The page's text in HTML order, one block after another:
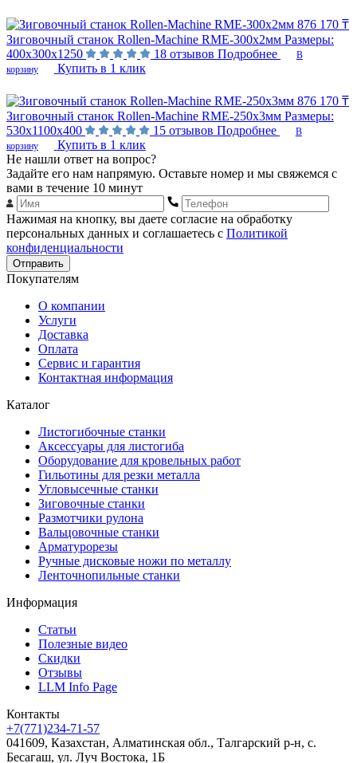
876 170 ₸
Зиговочный станок Rollen-Machine RME-300x2мм Размеры:
400х300х1250
18 отзывов Подробнее
В
корзину
Купить в 1 клик
876 170 ₸
Зиговочный станок Rollen-Machine RME-250х3мм Размеры:
530х1100х400
15 отзывов Подробнее
В
корзину
Купить в 1 клик
Не нашли ответ на вопрос?
Задайте его нам напрямую. Оставьте номер и мы свяжемся с
вами в течение 10 минут
Нажимая на кнопку, вы даете согласие на обработку
персональных данных и соглашаетесь с Политикой
конфиденциальности
Отправить
Покупателям
О компании
Услуги
Доставка
Оплата
Сервис и гарантия
Контактная информация
Каталог
Листогибочные станки
Аксессуары для листогиба
Оборудование для кровельных работ
Гильотины для резки металла
Угловысечные станки
Зиговочные станки
Размотчики рулона
Вальцовочные станки
Арматурорезы
Ручные дисковые ножи по металлу
Ленточнопильные станки
Информация
Статьи
Полезные видео
Скидки
Отзывы
LLM Info Page
Контакты
+7(771)234-71-57
041609, Казахстан, Алматинская обл., Талгарский р-н, с.
Бесагаш, ул. Луч Востока, 1Б